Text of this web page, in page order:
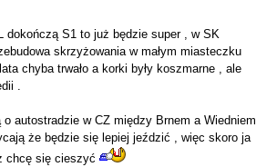
dokończą S1 to już będzie super , w SK
skrzyżowania w małym miasteczku
chyba trwało a korki były koszmarne , ale
.
autostradzie w CZ między Brnem a Wiedniem
że będzie się lepiej jeździć , więc skoro ja
chcę się cieszyć